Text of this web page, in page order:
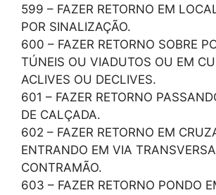
599 – FAZER RETORNO EM
POR SINALIZAÇÃO.
600 – FAZER RETORNO SOBRE
TÚNEIS OU VIADUTOS OU EM
ACLIVES OU DECLIVES.
601 – FAZER RETORNO
DE CALÇADA.
602 – FAZER RETORNO EM
ENTRANDO EM VIA
CONTRAMÃO.
603 – FAZER RETORNO PONDO